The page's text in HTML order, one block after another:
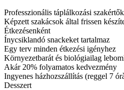
Professzionális táplálkozási
Képzett szakácsok által frissen
Étkezésenként
Ínycsiklandó snackeket tartalmaz
Egy terv minden étkezési igényhez
Környezetbarát és biológiailag
Akár 20% folyamatos kedvezmény
Ingyenes házhozszállítás (reggel 7
Desszert